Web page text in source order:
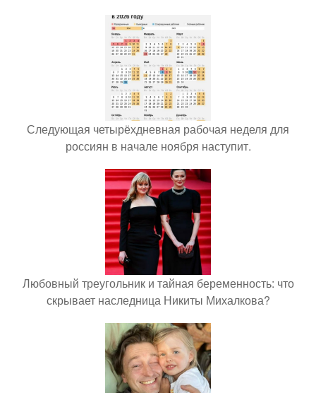
Следующая четырёхдневная рабочая неделя для
россиян в начале ноября наступит.
Любовный треугольник и тайная беременность: что
скрывает наследница Никиты Михалкова?